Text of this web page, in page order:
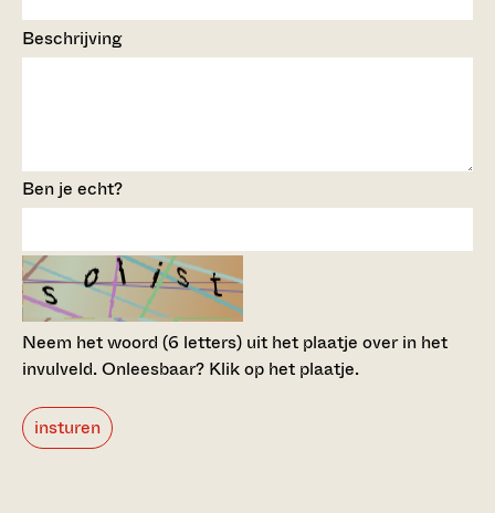
Beschrijving
Ben je echt?
Neem het woord (6 letters) uit het plaatje over in het
invulveld.Onleesbaar? Klik op het plaatje.
insturen